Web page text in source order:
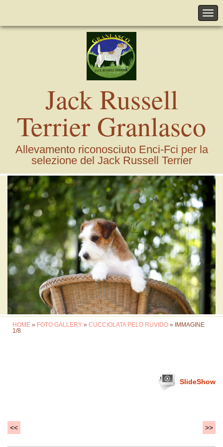
Jack Russell
Terrier Granlasco
Allevamento riconosciuto Enci-Fci per la
selezione del Jack Russell Terrier
HOME » FOTO GALLERY » CUCCIOLATA PELO RUVIDO » IMMAGINE
1/8
SlideShow
<< >>